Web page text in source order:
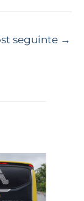
seguinte →